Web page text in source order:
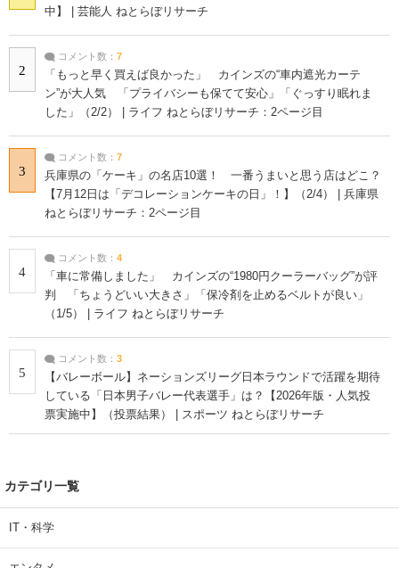
中】 | 芸能人 ねとらぼリサーチ
2
コメント数： 7
「もっと早く買えば良かった」 カインズの“車内遮光カーテ
ン”が大人気 「プライバシーも保てて安心」「ぐっすり眠れま
した」（2/2） | ライフ ねとらぼリサーチ：2ページ目
3
コメント数： 7
兵庫県の「ケーキ」の名店10選！ 一番うまいと思う店はどこ？
【7月12日は「デコレーションケーキの日」！】（2/4） | 兵庫県
ねとらぼリサーチ：2ページ目
4
コメント数： 4
「車に常備しました」 カインズの“1980円クーラーバッグ”が評
判 「ちょうどいい大きさ」「保冷剤を止めるベルトが良い」
（1/5） | ライフ ねとらぼリサーチ
5
コメント数： 3
【バレーボール】ネーションズリーグ日本ラウンドで活躍を期待
している「日本男子バレー代表選手」は？【2026年版・人気投
票実施中】（投票結果） | スポーツ ねとらぼリサーチ
カテゴリ一覧
IT・科学